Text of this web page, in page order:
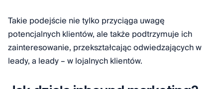
Takie podejście nie tylko przyciąga uwagę
potencjalnych klientów, ale także podtrzymuje ich
zainteresowanie, przekształcając odwiedzających w
leady, a leady – w lojalnych klientów.